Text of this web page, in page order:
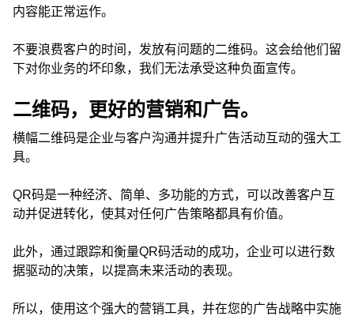
内容能正常运作。
不要浪费客户的时间，发放有问题的二维码。这会给他们留
下对你业务的坏印象，我们无法承受这种负面宣传。
二维码，更好的营销和广告。
横幅二维码是企业与客户沟通并提升广告活动互动的强大工
具。
QR码是一种经济、简单、多功能的方式，可以改善客户互
动并促进转化，使其对任何广告策略都具有价值。
此外，通过跟踪和衡量QR码活动的成功，企业可以进行数
据驱动的决策，以提高未来活动的表现。
所以，使用这个强大的营销工具，并在您的广告战略中实施